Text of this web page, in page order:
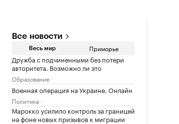
Все новости
Весь мир Приморье
Дружба с подчиненными без потери
авторитета. Возможно ли это
Образование
Военная операция на Украине. Онлайн
Политика
Марокко усилило контроль за границей
на фоне новых призывов к миграции